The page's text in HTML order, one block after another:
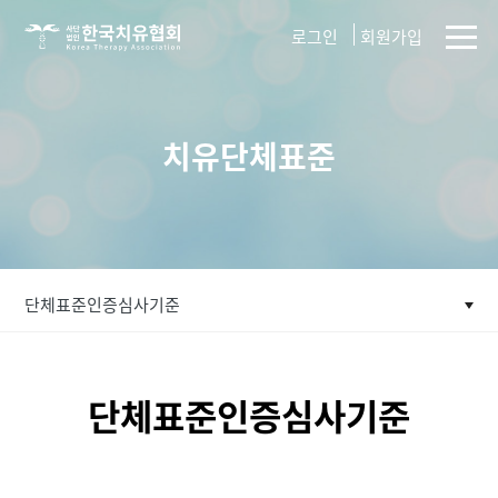
사단법인
로그인 회원가입
치유단체표준
단체표준인증심사기준
단체표준인증심사기준